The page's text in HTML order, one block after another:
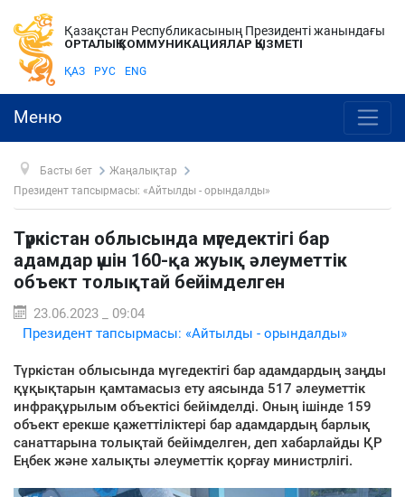
Қазақстан Республикасының Президенті жанындағы
ОРТАЛЫҚ КОММУНИКАЦИЯЛАР ҚЫЗМЕТІ
ҚАЗ РУС ENG
Меню
Басты бет
Жаңалықтар
Президент тапсырмасы: «Айтылды - орындалды»
Түркістан облысында мүгедектігі бар
адамдар үшін 160-қа жуық әлеуметтік
объект толықтай бейімделген
23.06.2023 _ 09:04
Президент тапсырмасы: «Айтылды - орындалды»
Түркістан облысында мүгедектігі бар адамдардың заңды
құқықтарын қамтамасыз ету аясында 517 әлеуметтік
инфрақұрылым объектісі бейімделді. Оның ішінде 159
объект ерекше қажеттіліктері бар адамдардың барлық
санаттарына толықтай бейімделген, деп хабарлайды ҚР
Еңбек және халықты әлеуметтік қорғау министрлігі.